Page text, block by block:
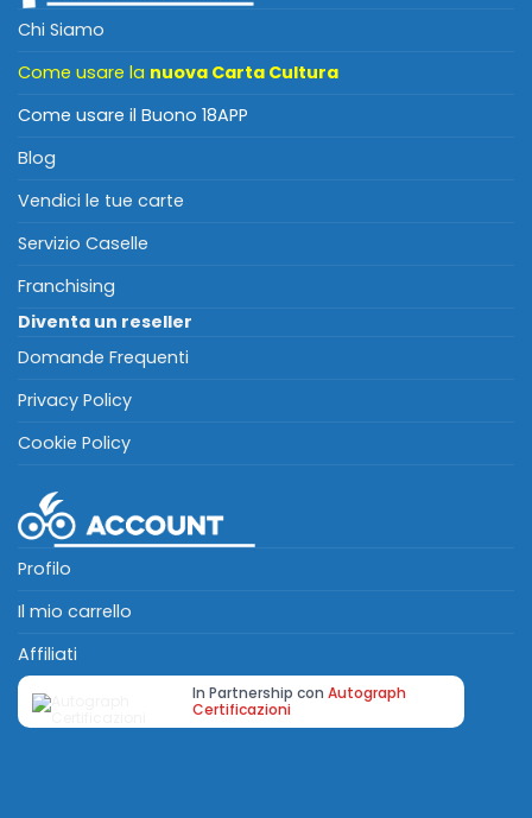
Chi Siamo
Come usare la nuova Carta Cultura
Come usare il Buono 18APP
Blog
Vendici le tue carte
Servizio Caselle
Franchising
Diventa un reseller
Domande Frequenti
Privacy Policy
Cookie Policy
Profilo
Il mio carrello
Affiliati
In Partnership con Autograph
Certificazioni